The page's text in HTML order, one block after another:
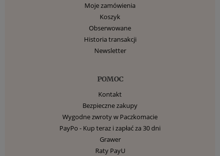
Moje zamówienia
Koszyk
Obserwowane
Historia transakcji
Newsletter
POMOC
Kontakt
Bezpieczne zakupy
Wygodne zwroty w Paczkomacie
PayPo - Kup teraz i zapłać za 30 dni
Grawer
Raty PayU